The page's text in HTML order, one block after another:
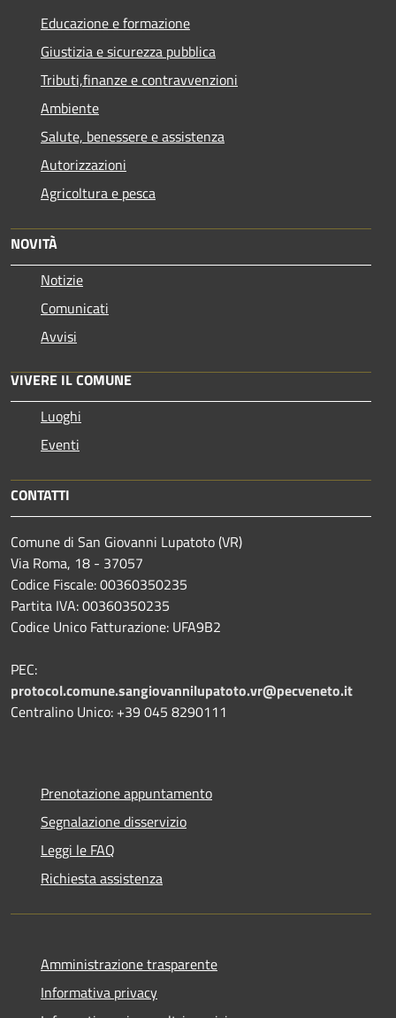
Educazione e formazione
Giustizia e sicurezza pubblica
Tributi,finanze e contravvenzioni
Ambiente
Salute, benessere e assistenza
Autorizzazioni
Agricoltura e pesca
NOVITÀ
Notizie
Comunicati
Avvisi
VIVERE IL COMUNE
Luoghi
Eventi
CONTATTI
Comune di San Giovanni Lupatoto (VR)
Via Roma, 18 - 37057
Codice Fiscale: 00360350235
Partita IVA: 00360350235
Codice Unico Fatturazione: UFA9B2
PEC:
protocol.comune.sangiovannilupatoto.vr@pecveneto.it
Centralino Unico: +39 045 8290111
Prenotazione appuntamento
Segnalazione disservizio
Leggi le FAQ
Richiesta assistenza
Amministrazione trasparente
Informativa privacy